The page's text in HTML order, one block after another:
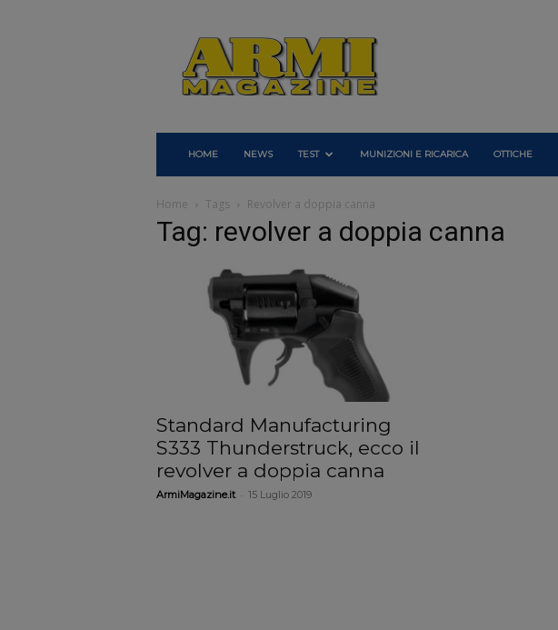
Armi
Magazine
HOME NEWS TEST MUNIZIONI E RICARICA OTTICHE
Home Tags Revolver a doppia canna
Tag: revolver a doppia canna
Standard Manufacturing
S333 Thunderstruck, ecco il
revolver a doppia canna
ArmiMagazine.it 15 Luglio 2019